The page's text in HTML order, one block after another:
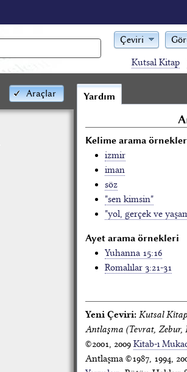
Çeviri
Kutsal Kitap
Araçlar Yardım
Kelime arama
izmir
iman
söz
"sen kimsin"
"yol, gerçek ve
Ayet arama örnekleri
Yuhanna 15:16
Romalılar 3:21-31
Yeni Çeviri: Kutsal
Antlaşma (Tevrat, Zebur,
©2001, 2009 Kitab-ı
Antlaşma ©1987, 1994,